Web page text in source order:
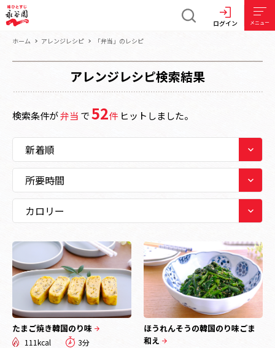
ログイン メニュー
ホーム アレンジレシピ 「弁当」のレシピ
アレンジレシピ検索結果
検索条件が弁当 で52件 ヒットしました。
たまご焼き韓国のり味
111kcal
3分
ほうれんそうの韓国のり味ごま
和え